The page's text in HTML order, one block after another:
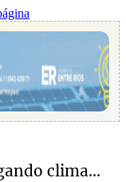
clima...